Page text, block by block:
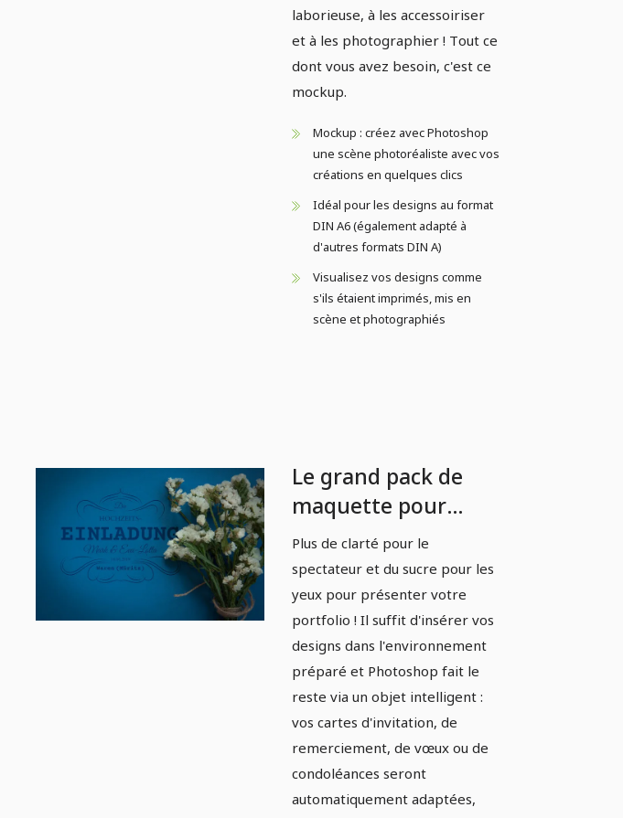
laborieuse, à les accessoiriser
et à les photographier ! Tout ce
dont vous avez besoin, c'est ce
mockup.
Mockup : créez avec Photoshop
une scène photoréaliste avec vos
créations en quelques clics
Idéal pour les designs au format
DIN A6 (également adapté à
d'autres formats DIN A)
Visualisez vos designs comme
s'ils étaient imprimés, mis en
scène et photographiés
Le grand pack de
maquette pour
mariages,
anniversaires et
fêtes - Version 04
Plus de clarté pour le
spectateur et du sucre pour les
yeux pour présenter votre
portfolio ! Il suffit d'insérer vos
designs dans l'environnement
préparé et Photoshop fait le
reste via un objet intelligent :
vos cartes d'invitation, de
remerciement, de vœux ou de
condoléances seront
automatiquement adaptées,